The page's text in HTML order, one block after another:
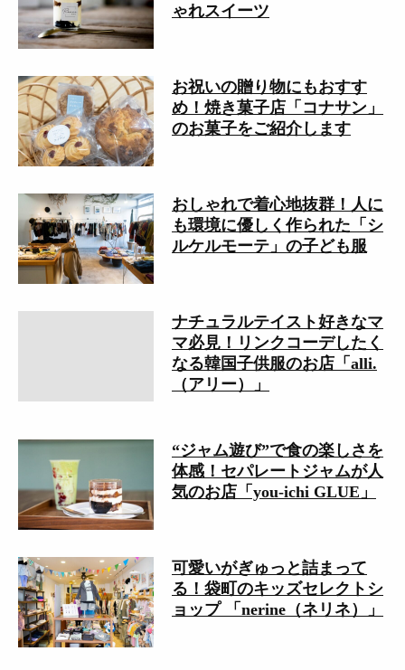
ゃれスイーツ
お祝いの贈り物にもおすす
め！焼き菓子店「コナサン」
のお菓子をご紹介します
おしゃれで着心地抜群！人に
も環境に優しく作られた「シ
ルケルモーテ」の子ども服
ナチュラルテイスト好きなマ
マ必見！リンクコーデしたく
なる韓国子供服のお店「alli.
（アリー）」
“ジャム遊び”で食の楽しさを
体感！セパレートジャムが人
気のお店「you-ichi GLUE」
可愛いがぎゅっと詰まって
る！袋町のキッズセレクトシ
ョップ 「nerine（ネリネ）」